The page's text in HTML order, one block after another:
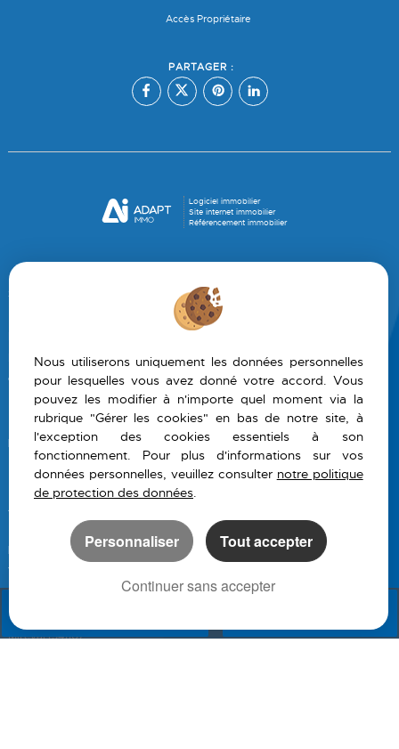
Accès Propriétaire
PARTAGER :
Logiciel immobilier
Site internet immobilier
Référencement immobilier
Sete (34200)
Poussan (34560)
Cournonterral (34660)
Marseillan (34340)
Balaruc Le Vieux (34540)
La Peyrade (34110)
Marseillan Plage (34340)
Ales (30100)
Bouzigues (34140)
Lattes (34970)
Vic La Gardiole (34110)
Treigny (89520)
Sommieres (30250)
Mireval (34110)
Nous utiliserons uniquement les données personnelles
pour lesquelles vous avez donné votre accord. Vous
pouvez les modifier à n'importe quel moment via la
rubrique "Gérer les cookies" en bas de notre site, à
l'exception des cookies essentiels à son
fonctionnement. Pour plus d'informations sur vos
données personnelles, veuillez consulter notre politique
de protection des données.
Personnaliser Tout accepter
Continuer sans accepter